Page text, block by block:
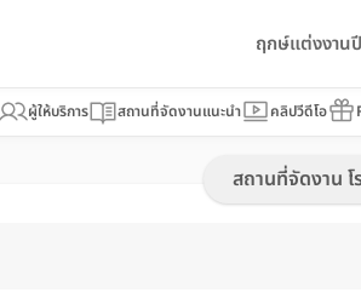
ฤกษ์แต่งงาน
ผู้ให้บริการ สถานที่จัดงานแนะนำ คลิปวีดีโอ
สถานที่จัดงาน โ